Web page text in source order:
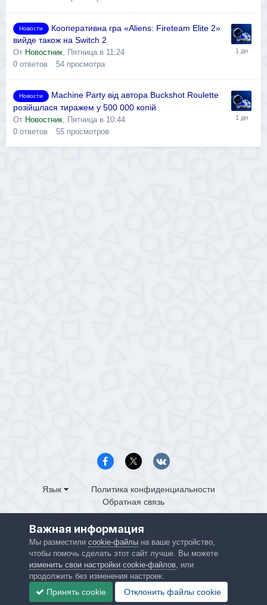
Новости
Кооперативна гра «Aliens: Fireteam Elite 2»
вийде також на Switch 2
От Новостник, Пятница в 11:24
0 ответов 54 просмотра
Новости
Machine Party від автора Buckshot Roulette
розійшлася тиражем у 500 000 копій
От Новостник Пятница в 10:44
0 ответов 55 просмотров
Язык
Политика конфиденциальности
Обратная связь
Powered by Invision Community
Важная информация
Мы разместили cookie-файлына ваше устройство,
чтобы помочь сделать этот сайт лучше. Вы можете
изменить свои настройки cookie-файлов, или
продолжить без изменения настроек.
Принять cookie Отклонить файлы сookie